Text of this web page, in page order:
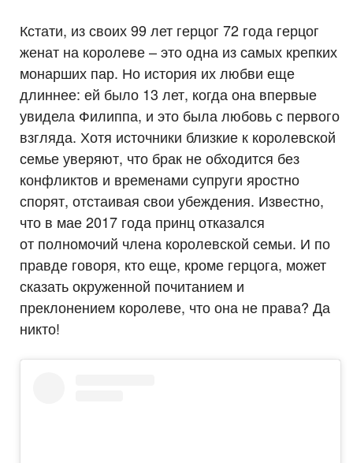
Кстати, из своих 99 лет герцог 72 года герцог
женат на королеве – это одна из самых крепких
монарших пар. Но история их любви еще
длиннее: ей было 13 лет, когда она впервые
увидела Филиппа, и это была любовь с первого
взгляда. Хотя источники близкие к королевской
семье уверяют, что брак не обходится без
конфликтов и временами супруги яростно
спорят, отстаивая свои убеждения. Известно,
что в мае 2017 года принц отказался
от полномочий члена королевской семьи. И по
правде говоря, кто еще, кроме герцога, может
сказать окруженной почитанием и
преклонением королеве, что она не права? Да
никто!